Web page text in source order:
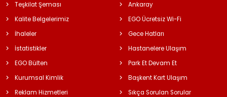
Teşkilat Şeması
Kalite Belgelerimiz
İhaleler
İstatistikler
EGO Bülten
Kurumsal Kimlik
Reklam Hizmetleri
Ankaray
EGO Ücretsiz Wi-Fi
Gece Hatları
Hastanelere Ulaşım
Park Et Devam Et
Başkent Kart Ulaşım
Sıkça Sorulan Sorular